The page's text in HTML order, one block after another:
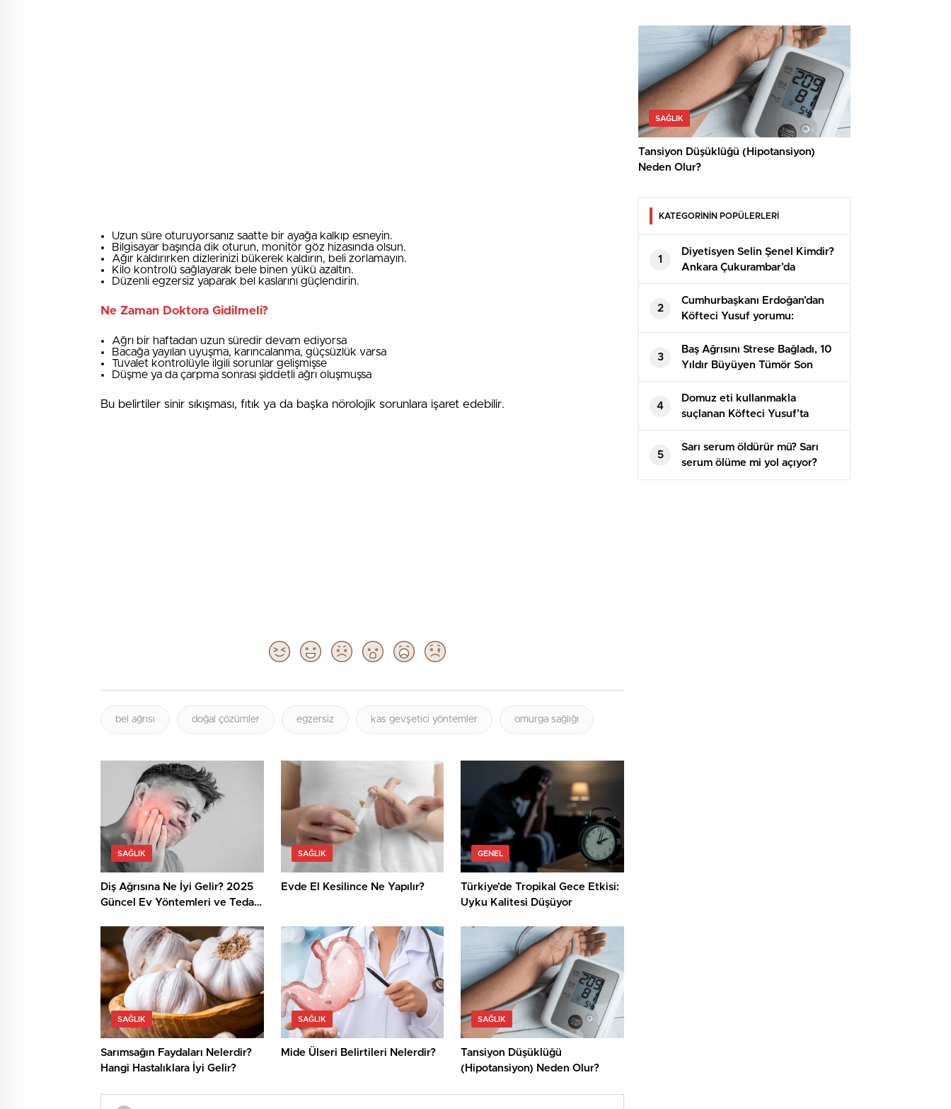
Uzun süre oturuyorsanız saatte bir ayağa kalkıp esneyin.
Bilgisayar başında dik oturun, monitör göz hizasında olsun.
Ağır kaldırırken dizlerinizi bükerek kaldırın, beli zorlamayın.
Kilo kontrolü sağlayarak bele binen yükü azaltın.
Düzenli egzersiz yaparak bel kaslarını güçlendirin.
Ne Zaman Doktora Gidilmeli?
Ağrı bir haftadan uzun süredir devam ediyorsa
Bacağa yayılan uyuşma, karıncalanma, güçsüzlük varsa
Tuvalet kontrolüyle ilgili sorunlar gelişmişse
Düşme ya da çarpma sonrası şiddetli ağrı oluşmuşsa
Bu belirtiler sinir sıkışması, fıtık ya da başka nörolojik sorunlara işaret edebilir.
bel ağrısı doğal çözümler egzersiz kas gevşetici yöntemler omurga sağlığı
SAĞLIK
Diş Ağrısına Ne İyi Gelir? 2025
Güncel Ev Yöntemleri ve Tedavi
SAĞLIK
Evde El Kesilince Ne Yapılır?
GENEL
Türkiye’de Tropikal Gece Etkisi:
Uyku Kalitesi Düşüyor
SAĞLIK
Sarımsağın Faydaları Nelerdir?
Hangi Hastalıklara İyi Gelir?
SAĞLIK
Mide Ülseri Belirtileri Nelerdir?
SAĞLIK
Tansiyon Düşüklüğü
(Hipotansiyon) Neden Olur?
SAĞLIK
Tansiyon Düşüklüğü (Hipotansiyon)
Neden Olur?
KATEGORİNİN POPÜLERLERİ
1
Diyetisyen Selin Şenel Kimdir?
Ankara Çukurambar’da
Profesyonel Beslenme
Danışmanlığı
2
Cumhurbaşkanı Erdoğan’dan
Köfteci Yusuf yorumu:
Kendilerini savunma hakları
var, denetimlerimiz devam
edecek
3
Baş Ağrısını Strese Bağladı, 10
Yıldır Büyüyen Tümör Son
Anda Fark Edildi
4
Domuz eti kullanmakla
suçlanan Köfteci Yusuf’ta
rüzgar terse döndü
5
Sarı serum öldürür mü? Sarı
serum ölüme mi yol açıyor?
Hemşireden savunma geldi